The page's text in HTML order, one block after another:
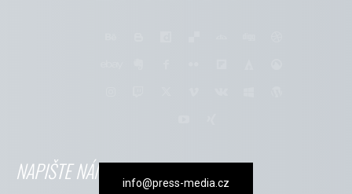
NAPIŠTE NÁM info@press-media.cz